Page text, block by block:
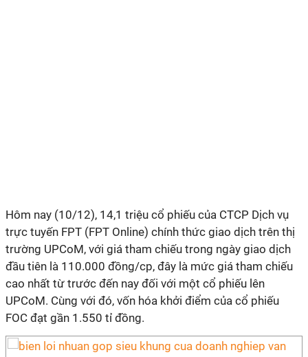
Hôm nay (10/12), 14,1 triệu cổ phiếu của CTCP Dịch vụ
trực tuyến FPT (FPT Online) chính thức giao dịch trên thị
trường UPCoM, với giá tham chiếu trong ngày giao dịch
đầu tiên là 110.000 đồng/cp, đây là mức giá tham chiếu
cao nhất từ trước đến nay đối với một cổ phiếu lên
UPCoM. Cùng với đó, vốn hóa khởi điểm của cổ phiếu
FOC đạt gần 1.550 tỉ đồng.